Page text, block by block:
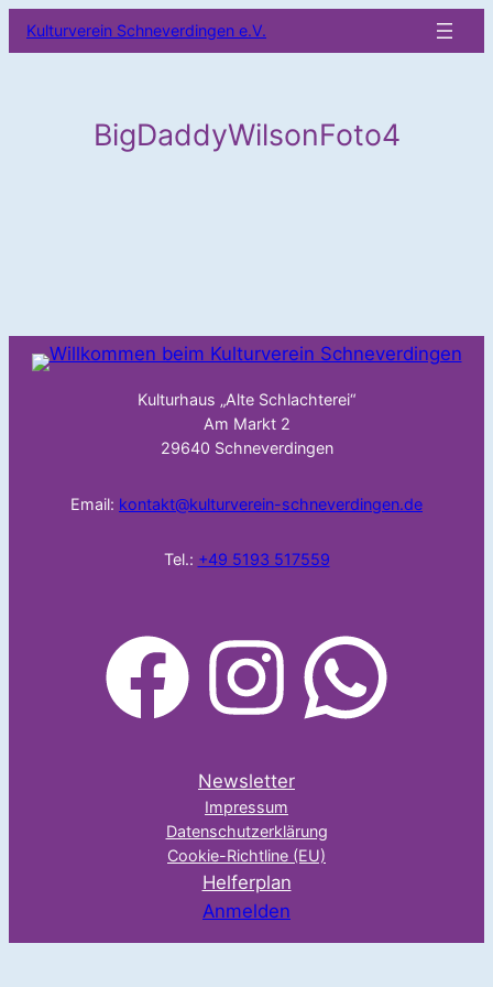
Inhalt
Kulturverein Schneverdingen e.V.
BigDaddyWilsonFoto4
Kulturhaus „Alte Schlachterei“
Am Markt 2
29640 Schneverdingen
Email: kontakt@kulturverein-schneverdingen.de
Tel.: +49 5193 517559
facebook Instagram WhatsApp
Newsletter
Impressum
Datenschutzerklärung
Cookie-Richtline (EU)
Helferplan
Anmelden